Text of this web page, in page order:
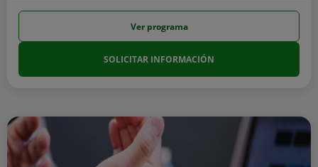
Ver programa
SOLICITAR INFORMACIÓN